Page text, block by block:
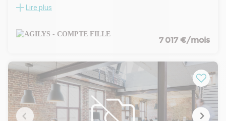
CAMPUS EIFFEL MASSY - PASCAL
bureaux & commerce à proximité des gares RER & TGV de
Massy-Palaiseau
RIE : 16 € HT/HC/m²/an
Parkings intérieurs : 1300 € HT/HC/U/an
- Type de bail : Commercial
- Durée : 3/6/9 ans
- Préavis : 3 mois
- Fiscalité : TVA
Lire plus
7 017 €/mois